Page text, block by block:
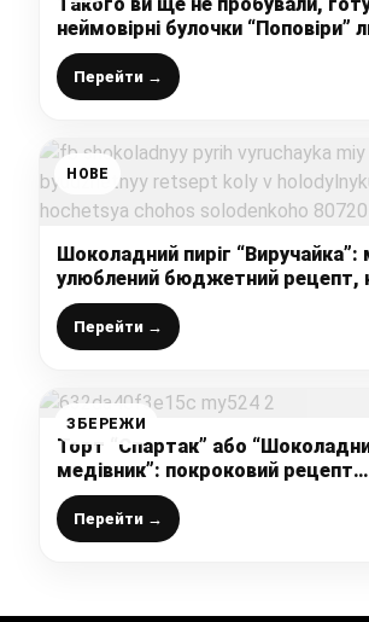
неймовірні булочки “Поповіри”
інгредієнтів, які завжди
рукою
Перейти →
НОВЕ
Шоколадний пиріг “Виручайка”:
улюблений бюджетний рецепт,
холодильнику пусто, а хочеться
солоденького
Перейти →
ЗБЕРЕЖИ
Торт “Спартак” або
медівник”: покроковий рецепт
приготування улюбленого
виходить дуже смачно і красиво
Перейти →